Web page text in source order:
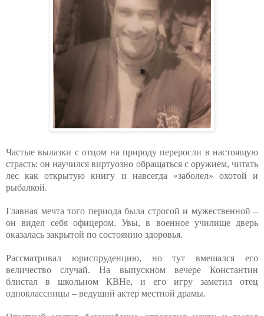
Частые вылазки с отцом на природу переросли в настоящую
страсть: он научился виртуозно обращаться с оружием, читать
лес как открытую книгу и навсегда «заболел» охотой и
рыбалкой.
Главная мечта того периода была строгой и мужественной –
он видел себя офицером. Увы, в военное училище дверь
оказалась закрытой по состоянию здоровья.
Рассматривал юриспруденцию, но тут вмешался его
величество случай. На выпускном вечере Константин
блистал в школьном КВНе, и его игру заметил отец
одноклассницы – ведущий актер местной драмы.